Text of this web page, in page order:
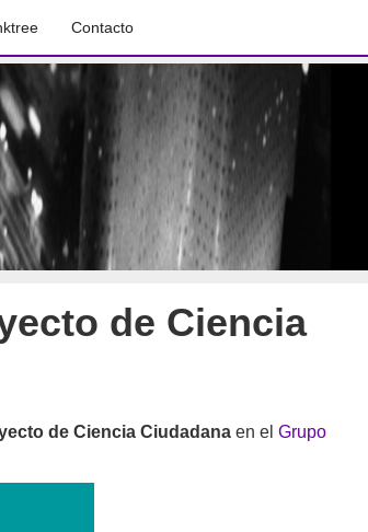
Contacto
de Ciencia
de Ciencia Ciudadana en el Grupo